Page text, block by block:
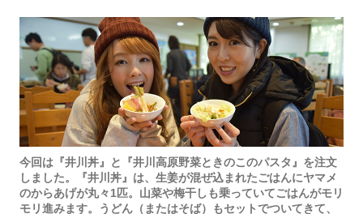
今回は『井川丼』と『井川高原野菜ときのこのパスタ』を注文
しました。『井川丼』は、生姜が混ぜ込まれたごはんにヤマメ
のからあげが丸々1匹。山菜や梅干しも乗っていてごはんがモリ
モリ進みます。うどん（またはそば）もセットでついてきて、